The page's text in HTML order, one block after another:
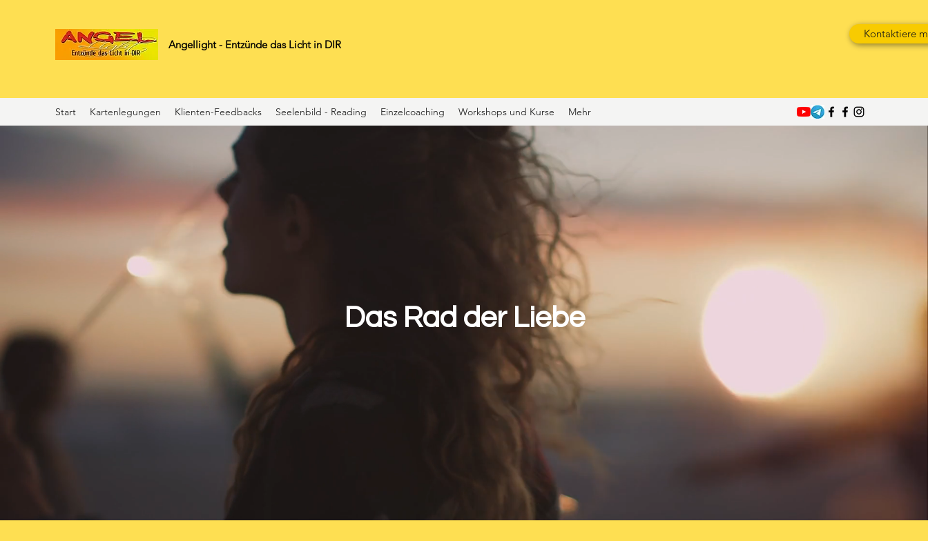
Angellight - Entzünde das Licht in DIR
Kontaktiere
Start Kartenlegungen Klienten-Feedbacks Seelenbild - Reading Einzelcoaching Workshops und Kurse Mehr
Das Rad der Liebe